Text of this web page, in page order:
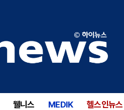
웰니스 MEDIK 헬스인뉴스